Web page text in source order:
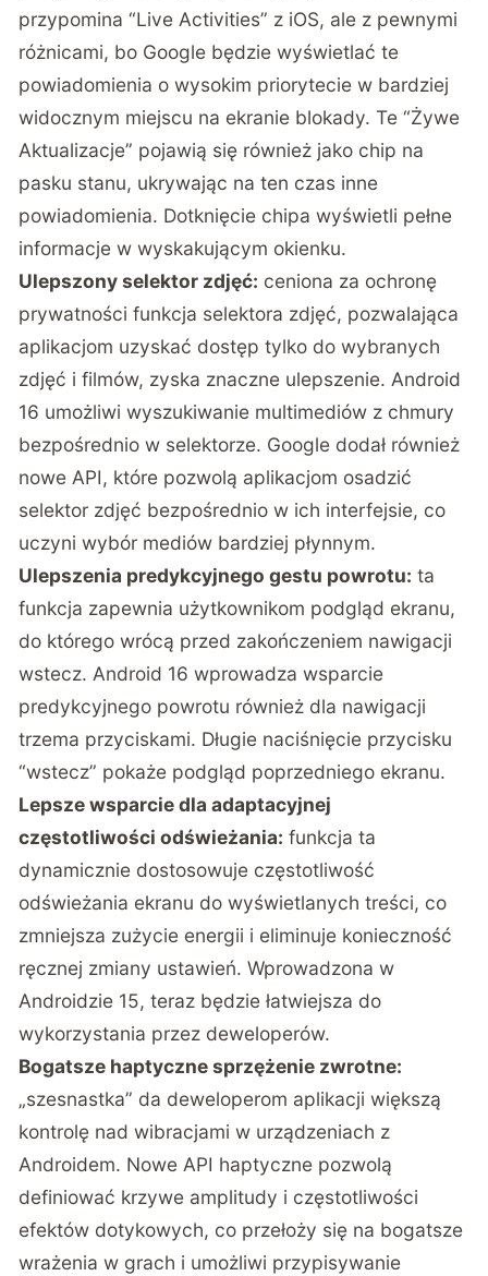
przypomina “Live Activities” z iOS, ale z pewnymi
różnicami, bo Google będzie wyświetlać te
powiadomienia o wysokim priorytecie w bardziej
widocznym miejscu na ekranie blokady. Te “Żywe
Aktualizacje” pojawią się również jako chip na
pasku stanu, ukrywając na ten czas inne
powiadomienia. Dotknięcie chipa wyświetli pełne
informacje w wyskakującym okienku.
Ulepszony selektor zdjęć: ceniona za ochronę
prywatności funkcja selektora zdjęć, pozwalająca
aplikacjom uzyskać dostęp tylko do wybranych
zdjęć i filmów, zyska znaczne ulepszenie. Android
16 umożliwi wyszukiwanie multimediów z chmury
bezpośrednio w selektorze. Google dodał również
nowe API, które pozwolą aplikacjom osadzić
selektor zdjęć bezpośrednio w ich interfejsie, co
uczyni wybór mediów bardziej płynnym.
Ulepszenia predykcyjnego gestu powrotu: ta
funkcja zapewnia użytkownikom podgląd ekranu,
do którego wrócą przed zakończeniem nawigacji
wstecz. Android 16 wprowadza wsparcie
predykcyjnego powrotu również dla nawigacji
trzema przyciskami. Długie naciśnięcie przycisku
“wstecz” pokaże podgląd poprzedniego ekranu.
Lepsze wsparcie dla adaptacyjnej
częstotliwości odświeżania: funkcja ta
dynamicznie dostosowuje częstotliwość
odświeżania ekranu do wyświetlanych treści, co
zmniejsza zużycie energii i eliminuje konieczność
ręcznej zmiany ustawień. Wprowadzona w
Androidzie 15, teraz będzie łatwiejsza do
wykorzystania przez deweloperów.
Bogatsze haptyczne sprzężenie zwrotne:
„szesnastka” da deweloperom aplikacji większą
kontrolę nad wibracjami w urządzeniach z
Androidem. Nowe API haptyczne pozwolą
definiować krzywe amplitudy i częstotliwości
efektów dotykowych, co przełoży się na bogatsze
wrażenia w grach i umożliwi przypisywanie